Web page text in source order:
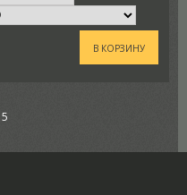
В КОРЗИНУ
5